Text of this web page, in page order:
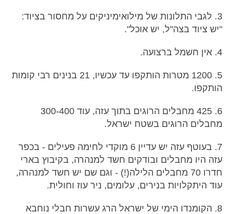
3. לגבי התלונות של מילואימיניקים על מחסור בציוד:
"יש ציוד בצה"ל, יש אוכל".
4. אין חשמל ברצועה.
5. 1200 מטרות הותקפו עד עכשיו, 21 בנינים רבי קומות
הותקפו.
6. 425 מחבלים הרוגים בתוך עזה, עוד 300-400
מחבלים הרוגים בשטח ישראל.
7. בעוטף עזה יש עדיין 6 מוקדי לחימה פעילים - בכפר
עזה היו מחבלים ובודקים חשד למנהרה, בקיבוץ בארי
חדרו 70 מחבלים הלילה(!) - וגם שם יש חשד למנהרה,
עוד היתקלויות בנירים, עלומים, ניר עוז וחולית.
8. הקומנדו הימי של ישראל הרג עשרות חבלי נוחבא